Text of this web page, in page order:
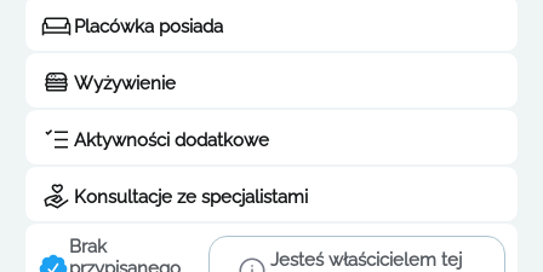
Placówka posiada
Wyżywienie
Aktywności dodatkowe
Konsultacje ze specjalistami
Brak
Jesteś właścicielem tej